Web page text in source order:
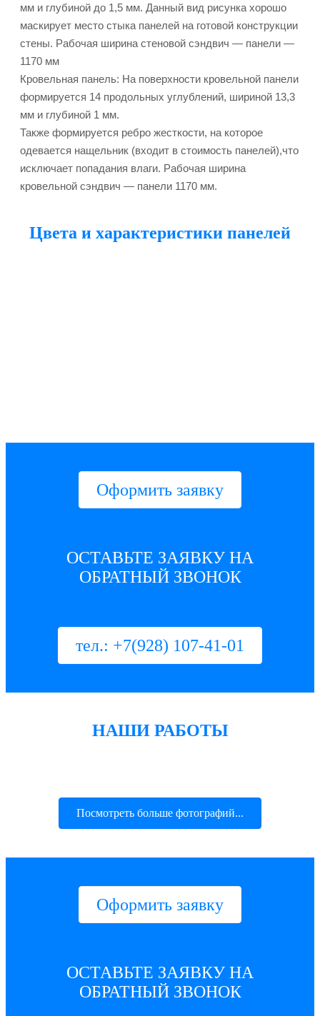
мм и глубиной до 1,5 мм. Данный вид рисунка хорошо
маскирует место стыка панелей на готовой конструкции
стены. Рабочая ширина стеновой сэндвич — панели —
1170 мм
Кровельная панель: На поверхности кровельной панели
формируется 14 продольных углублений, шириной 13,3
мм и глубиной 1 мм.
Также формируется ребро жесткости, на которое
одевается нащельник (входит в стоимость панелей),что
исключает попадания влаги. Рабочая ширина
кровельной сэндвич — панели 1170 мм.
Цвета и характеристики панелей
Оформить заявку
ОСТАВЬТЕ ЗАЯВКУ НА
ОБРАТНЫЙ ЗВОНОК
тел.: +7(928) 107-41-01
НАШИ РАБОТЫ
Посмотреть больше фотографий...
Оформить заявку
ОСТАВЬТЕ ЗАЯВКУ НА
ОБРАТНЫЙ ЗВОНОК